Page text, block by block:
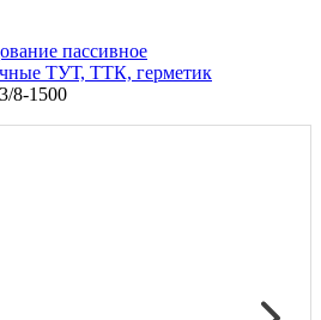
пассивное
ТУТ, ТТК, герметик
8-1500